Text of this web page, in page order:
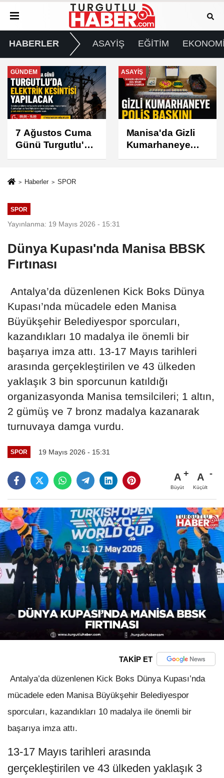
HABERLER ASAYİŞ EĞİTİM
ASAYİŞ
Manisa'da Gizli
Kumarhaneye
Polis Baskını
SPOR
Turgutlu
Belediyespor'un
Fikstürü Belli
Haberler SPOR
SPOR
Yayınlanma: 19 Mayıs 2026 - 15:31
Dünya Kupası'nda Manisa BBSK
Fırtınası
Antalya’da düzenlenen Kick Boks Dünya
Kupası’nda mücadele eden Manisa
Büyükşehir Belediyespor sporcuları,
kazandıkları 10 madalya ile önemli bir
başarıya imza attı. 13-17 Mayıs tarihleri
arasında gerçekleştirilen ve 43 ülkeden
yaklaşık 3 bin sporcunun katıldığı
organizasyonda Manisa temsilcileri; 1 altın,
2 gümüş ve 7 bronz madalya kazanarak
turnuvaya damga vurdu.
SPOR 19 Mayıs 2026 - 15:31
A
Büyüt
A
Küçült
TAKİP ET
Antalya’da düzenlenen Kick Boks Dünya Kupası’nda
mücadele eden Manisa Büyükşehir Belediyespor
sporcuları, kazandıkları 10 madalya ile önemli bir
başarıya imza attı.
13-17 Mayıs tarihleri arasında
gerçekleştirilen ve 43 ülkeden yaklaşık 3